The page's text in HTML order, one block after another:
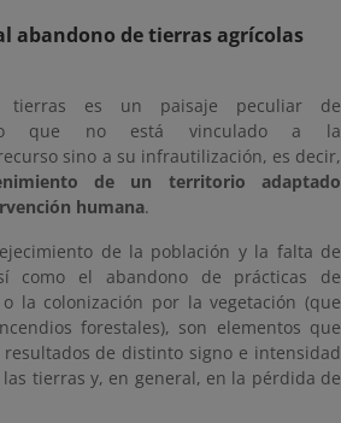
abandono de tierras agrícolas
tierras es un paisaje peculiar de
que no está vinculado a la
sino a su infrautilización, es decir,
de un territorio adaptado
humana.
de la población y la falta de
como el abandono de prácticas de
la colonización por la vegetación (que
forestales), son elementos que
de distinto signo e intensidad
tierras y, en general, en la pérdida de